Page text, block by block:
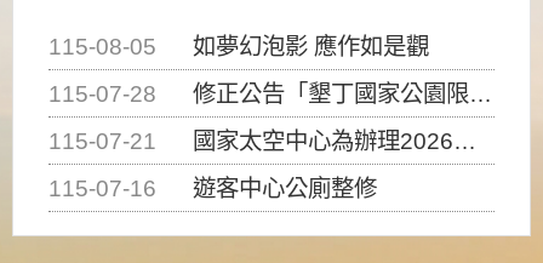
115-08-05
如夢幻泡影 應作如是觀
115-07-28
修正公告「墾丁國家公園限制水域遊憩活動之種類、範圍、時間及行為」，自即日生效。
115-07-21
國家太空中心為辦理2026台灣盃火箭競賽，陸、海、空域警戒及協調相關事宜，因颱風備案事宜
115-07-16
遊客中心公廁整修